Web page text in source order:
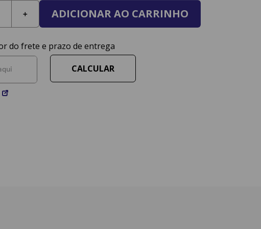
＋ ADICIONAR AO CARRINHO